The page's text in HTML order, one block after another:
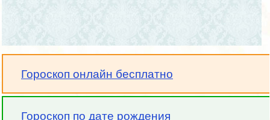
Гороскоп онлайн бесплатно
Гороскоп по дате рождения